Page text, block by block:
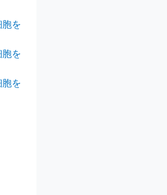
胞を
胞を
胞を